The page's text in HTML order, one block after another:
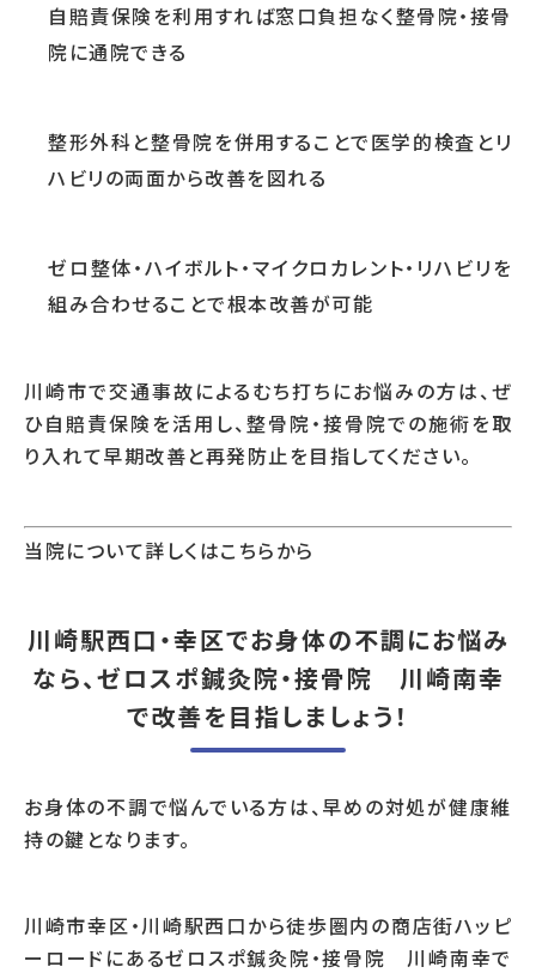
自賠責保険を利用すれば窓口負担なく整骨院・接骨
院に通院できる
整形外科と整骨院を併用することで医学的検査とリ
ハビリの両面から改善を図れる
ゼロ整体・ハイボルト・マイクロカレント・リハビリを
組み合わせることで根本改善が可能
川崎市で交通事故によるむち打ちにお悩みの方は、ぜ
ひ自賠責保険を活用し、整骨院・接骨院での施術を取
り入れて早期改善と再発防止を目指してください。
当院について詳しくはこちらから
川崎駅西口・幸区でお身体の不調にお悩み
なら、ゼロスポ鍼灸院・接骨院 川崎南幸
で改善を目指しましょう！
お身体の不調で悩んでいる方は、早めの対処が健康維
持の鍵となります。
川崎市幸区・川崎駅西口から徒歩圏内の商店街ハッピ
ーロードにあるゼロスポ鍼灸院・接骨院 川崎南幸で